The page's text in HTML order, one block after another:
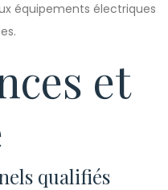
équipements électriques
et
qualifiés